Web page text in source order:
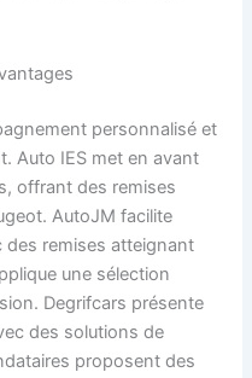
personnalisé et
Auto IES met en avant
offrant des remises
AutoJM facilite
des remises atteignant
une sélection
Degrifcars présente
des solutions de
proposent des